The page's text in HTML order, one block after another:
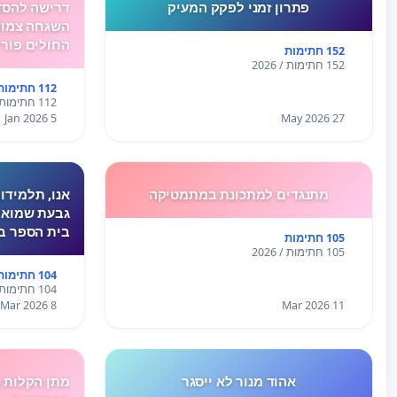
פתרון זמני לפקק המעיק
152 חתימות
152 חתימות / 2026
27 May 2026
דרישה
השגחה
החולים
112 חתימות
112 חתימות / 2026
5 Jan 2026
מתנגדים למתכונת במתמטיקה
105 חתימות
105 חתימות / 2026
11 Mar 2026
אנו,
גבעת
בית הספר
האחרון
המצב
לחץ, מתח ו
104 חתימות
104 חתימות / 2026
8 Mar 2026
אהוד מנור לא ייסגר
מתן הקלות